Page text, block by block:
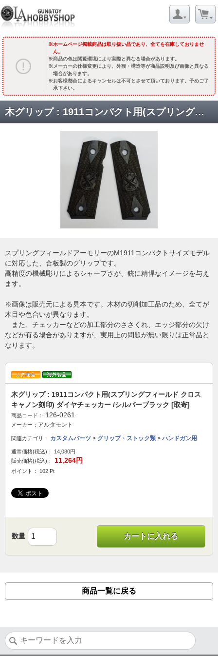
ホームページ掲載商品は取り扱い品であり、全てを在庫しておりませ
ん。
商品の色は閲覧環境により実際と異なる場合があります。
メーカーの仕様変更により、外観・構造等が商品説明及び画像と異なる
場合があります。
お客様都合によるキャンセルは不可とさせて頂いております。予めご了
承下さい。
木グリップ : 1911コンパクト用(スプリングフィールド クロスキャノン刻印) ダイヤチェッカー /シルバーブラック [取寄]
スプリングフィールドアーモリーのM1911コンパクトサイズモデル
に対応した、合板製のグリップです。
高精度の機械彫りによるシャープさが、銃に精悍なイメージを与え
ます。
※画像は販売元による見本です。木材の切削加工品のため、全てが
木目や色合いが異なります。
また、チェッカーなどの加工部分のささくれ、エッジ部分の欠け
などが有る場合がありますが、実用上の問題が無い限りは正常品と
なります。
木グリップ : 1911コンパクト用(スプリングフィールド クロス
キャノン刻印) ダイヤチェッカー /シルバーブラック [取寄]
商品コード： 126-0261
メーカー： アルタモント
関連カテゴリ： カスタムパーツ > グリップ・ストック類 > ハンドガン用
通常価格(税込)：
14,080円
販売価格(税込)：
11,264円
ポイント： 102 Pt
数量 カートに入れる
商品一覧に戻る